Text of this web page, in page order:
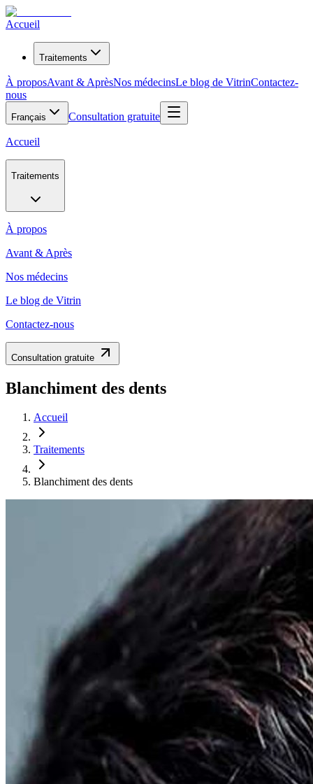
Accueil
Traitements
À proposAvant & AprèsNos médecinsLe blog de VitrinContactez-
nous
Français Consultation gratuite
Accueil
Traitements
À propos
Avant & Après
Nos médecins
Le blog de Vitrin
Contactez-nous
Consultation gratuite
Blanchiment des dents
Accueil
Traitements
Blanchiment des dents